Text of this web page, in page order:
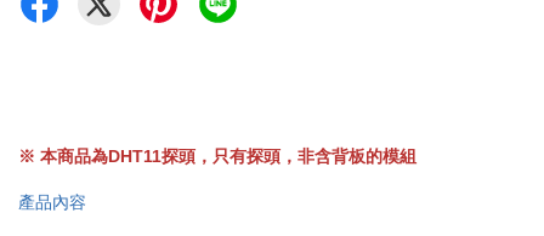
※ 本商品為DHT11探頭，只有探頭，非含背板的模組
產品內容